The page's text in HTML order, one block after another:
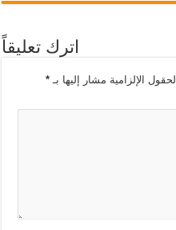
اترك تعليقاً
الحقول الإلزامية مشار إليها بـ*